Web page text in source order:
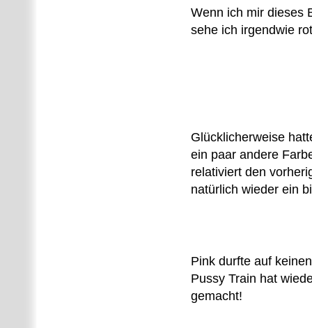
Wenn ich mir dieses
sehe ich irgendwie
Glücklicherweise
ein paar andere
relativiert den
natürlich wieder ein
Pink durfte auf
Pussy Train hat
gemacht!